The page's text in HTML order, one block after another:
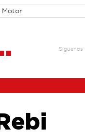
Motor
Síguenos